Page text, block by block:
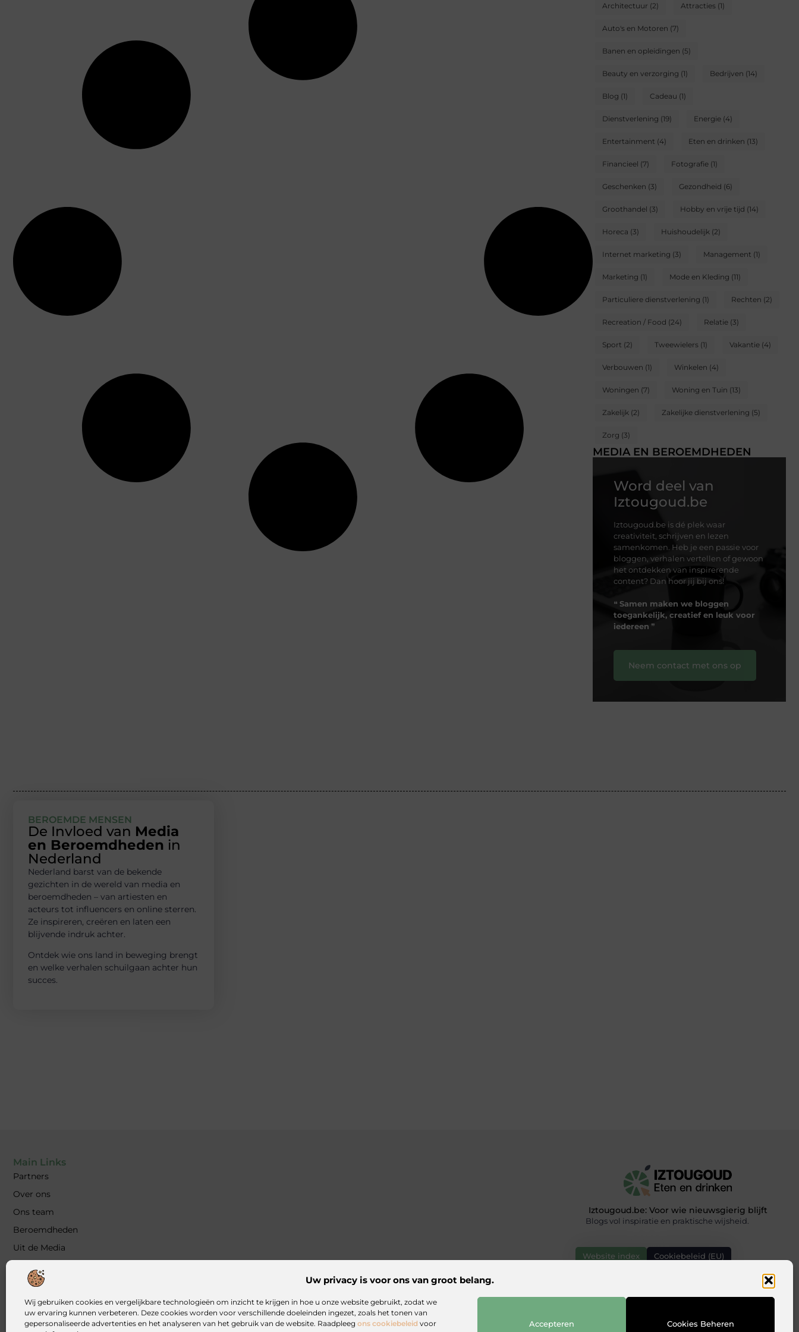
Uw privacy is voor ons van groot belang.
Wij gebruiken cookies en vergelijkbare technologieën om inzicht te krijgen in hoe u onze website gebruikt, zodat we
uw ervaring kunnen verbeteren. Deze cookies worden voor verschillende doeleinden ingezet, zoals het tonen van
gepersonaliseerde advertenties en het analyseren van het gebruik van de website. Raadpleeg ons cookiebeleid voor
Accepteren Cookies Beheren
Architectuur (2) Attracties (1)
Auto's en Motoren (7)
Banen en opleidingen (5)
Beauty en verzorging (1) Bedrijven (14)
Blog (1) Cadeau (1)
Dienstverlening (19) Energie (4)
Entertainment (4) Eten en drinken (13)
Financieel (7) Fotografie (1)
Geschenken (3) Gezondheid (6)
Groothandel (3) Hobby en vrije tijd (14)
Horeca (3) Huishoudelijk (2)
Internet marketing (3) Management (1)
Marketing (1) Mode en Kleding (11)
Particuliere dienstverlening (1) Rechten (2)
Recreation / Food (24) Relatie (3)
Sport (2) Tweewielers (1) Vakantie (4)
Verbouwen (1) Winkelen (4)
Woningen (7) Woning en Tuin (13)
Zakelijk (2) Zakelijke dienstverlening (5)
Zorg (3)
MEDIA EN BEROEMDHEDEN
Word deel van
Iztougoud.be
Iztougoud.be is dé plek waar
creativiteit, schrijven en lezen
samenkomen. Heb je een passie voor
bloggen, verhalen vertellen of gewoon
het ontdekken van inspirerende
content? Dan hoor jij bij ons!
❝ Samen maken we bloggen
toegankelijk, creatief en leuk voor
iedereen ❞
Neem contact met ons op
BEROEMDE MENSEN
De Invloed van Media
en Beroemdheden in
Nederland
Nederland barst van de bekende
gezichten in de wereld van media en
beroemdheden – van artiesten en
acteurs tot influencers en online sterren.
Ze inspireren, creëren en laten een
blijvende indruk achter.
Ontdek wie ons land in beweging brengt
en welke verhalen schuilgaan achter hun
succes.
Main Links
Partners
Over ons
Ons team
Beroemdheden
Uit de Media
Blog plaatsen
Kwalitatieve backlinks: waarom ze essentieel zijn voor jouw website
Geld verdienen met je website: zo bouw jij een online inkomstenbron op
Iztougoud.be: Voor wie nieuwsgierig blijft
Blogs vol inspiratie en praktische wijsheid.
Website index Cookiebeleid (EU)